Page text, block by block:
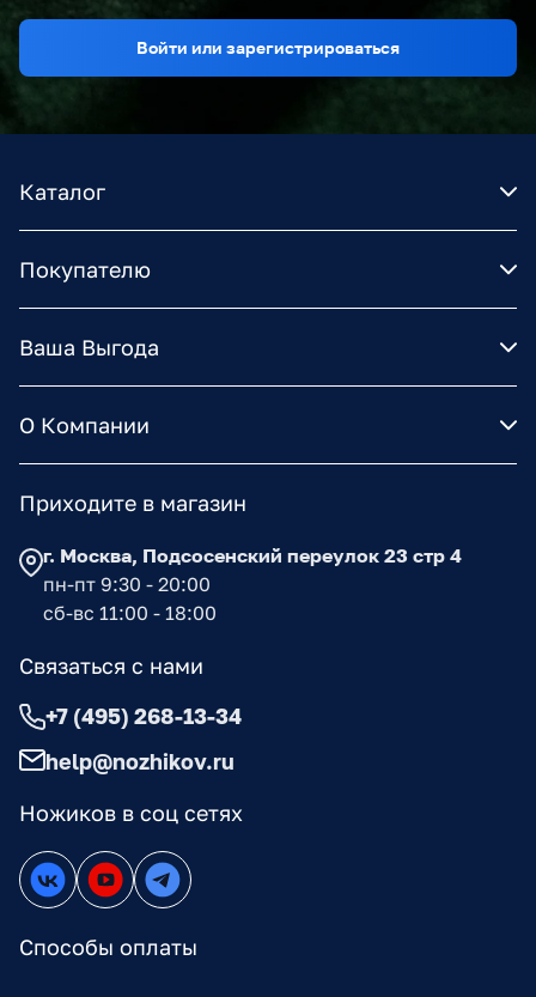
Войти или зарегистрироваться
Каталог
Покупателю
Ваша Выгода
О Компании
Ножиков в соц сетях
Способы оплаты
Приходите в магазин
г. Москва, Подсосенский переулок 23 стр 4
пн-пт 9:30 - 20:00
сб-вс 11:00 - 18:00
Связаться с нами
+7 (495) 268-13-34
help@nozhikov.ru